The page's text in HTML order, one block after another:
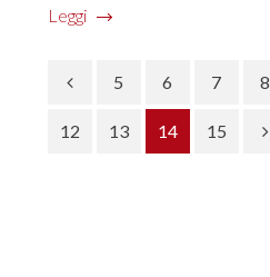
Leggi
5 6 7 8
12 13 14 15